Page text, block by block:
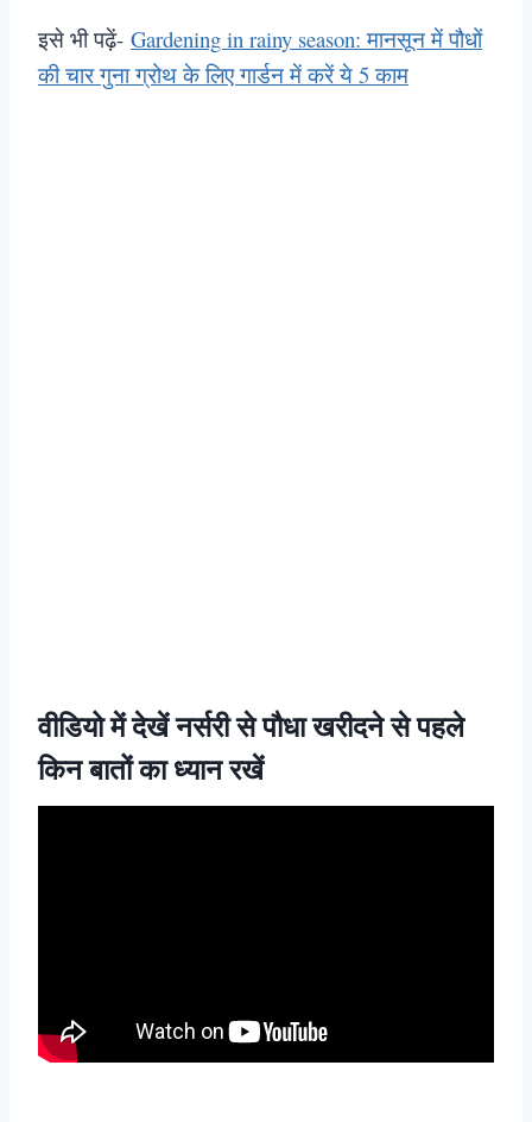
इसे भी पढ़ें- Gardening in rainy season: मानसून में पौधों
की चार गुना ग्रोथ के लिए गार्डन में करें ये 5 काम
वीडियो में देखें नर्सरी से पौधा खरीदने से पहले
किन बातों का ध्यान रखें